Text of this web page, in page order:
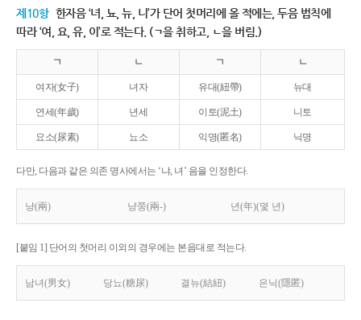
제10항 한자음 ‘녀, 뇨, 뉴, 니’가 단어 첫머리에 올 적에는, 두음 법칙에
따라 ‘여, 요, 유, 이’로 적는다. (ㄱ을 취하고, ㄴ을 버림.)
ㄱ ㄴ ㄱ ㄴ
여자(女子) 녀자 유대(紐帶) 뉴대
연세(年歲) 년세 이토(泥土) 니토
요소(尿素) 뇨소 익명(匿名) 닉명
다만, 다음과 같은 의존 명사에서는 ‘냐, 녀’ 음을 인정한다.
냥(兩) 냥쭝(兩-) 년(年)(몇 년)
[붙임 1] 단어의 첫머리 이외의 경우에는 본음대로 적는다.
남녀(男女) 당뇨(糖尿) 결뉴(結紐) 은닉(隱匿)